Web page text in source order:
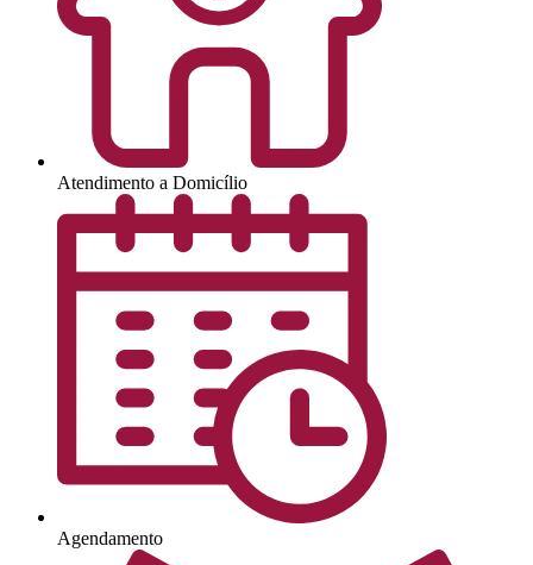
Atendimento a Domicílio
Agendamento